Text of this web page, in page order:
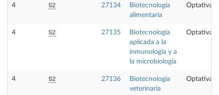
4 S2 27134
Biotecnología
alimentaria
Optativa
4 S2 27135
Biotecnología
aplicada a la
inmunología y a
la microbiología
Optativa
4 S2 27136
Biotecnología
veterinaria
Optativa